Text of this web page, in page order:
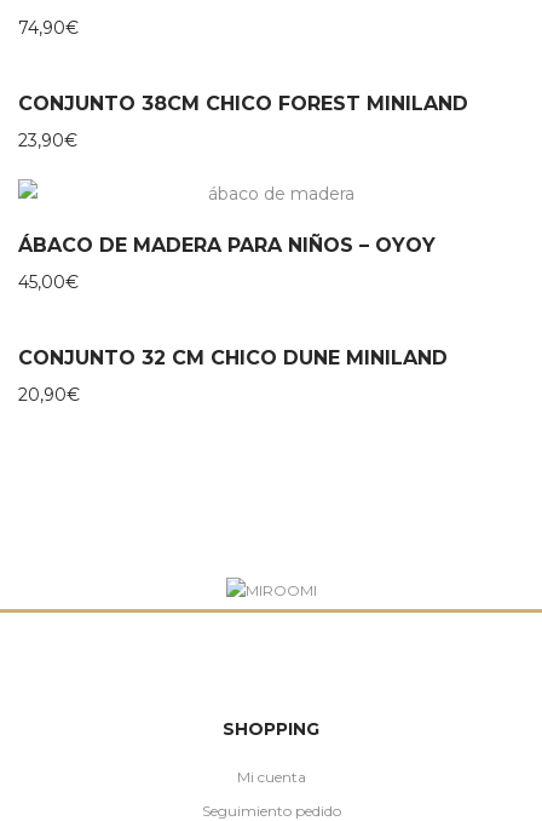
74,90€
CONJUNTO 38CM CHICO FOREST MINILAND
23,90€
ÁBACO DE MADERA PARA NIÑOS – OYOY
45,00€
CONJUNTO 32 CM CHICO DUNE MINILAND
20,90€
SHOPPING
Mi cuenta
Seguimiento pedido